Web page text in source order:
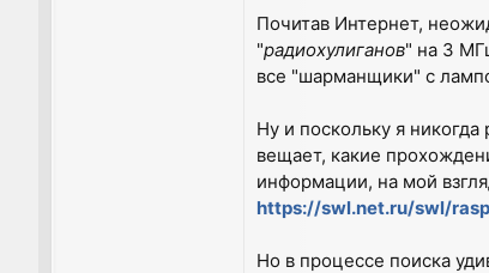
Почитав Интернет,
"радиохулиганов" на 3
все "шарманщики" с
Ну и поскольку я
вещает, какие
информации, на мой
https://swl.net.ru/swl/
Но в процессе поиска